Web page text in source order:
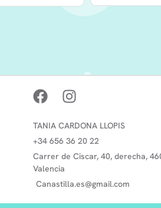
TANIA CARDONA LLOPIS
+34 656 36 20 22
Carrer de Ciscar, 40, derecha,
Valencia
Canastilla.es@gmail.com